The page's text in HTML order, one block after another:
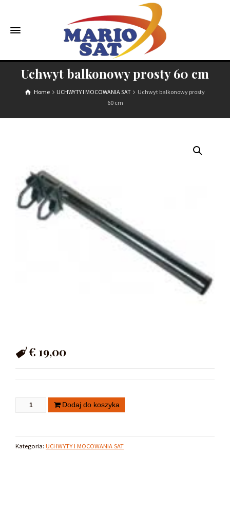
Uchwyt balkonowy prosty 60 cm
Home UCHWYTY I MOCOWANIA SAT
Uchwyt balkonowy prosty
60 cm
€ 19,00
Dodaj do koszyka
Kategoria: UCHWYTY I MOCOWANIA SAT